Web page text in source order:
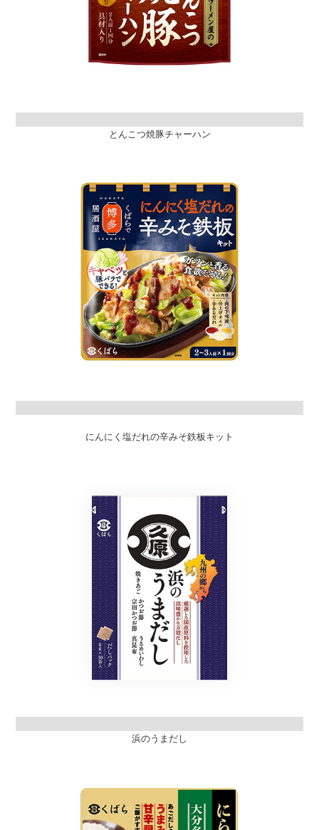
とんこつ焼豚チャーハン
にんにく塩だれの辛みそ鉄板キット
浜のうまだし